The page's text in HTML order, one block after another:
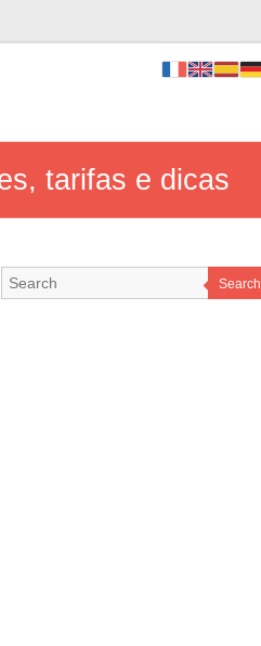
tarifas e dicas
Search